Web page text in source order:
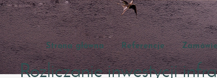
Strona główna Referencje
Rozliczanie inwestycji